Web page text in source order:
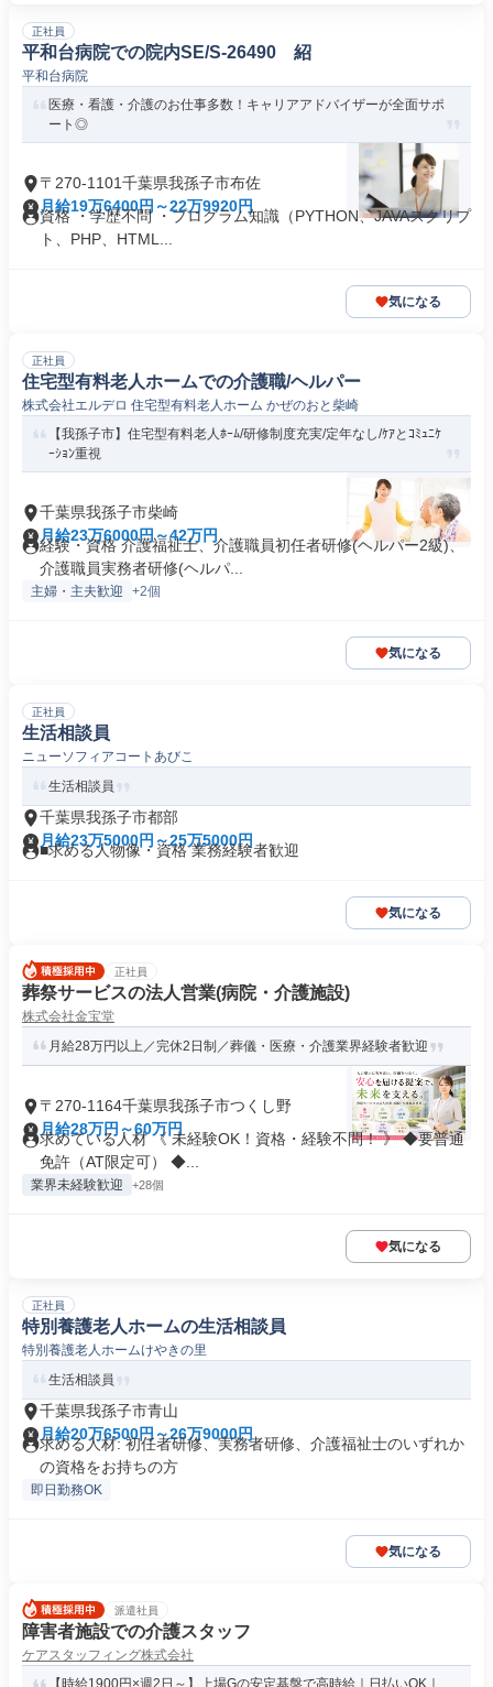
正社員
平和台病院での院内SE/S-26490 紹
平和台病院
医療・看護・介護のお仕事多数！キャリアアドバイザーが全面サポ
ート◎
〒270-1101千葉県我孫子市布佐
月給19万6400円～22万9920円
資格 ・学歴不問 ・プログラム知識（PYTHON、JAVAスクリプ
ト、PHP、HTML...
気になる
正社員
住宅型有料老人ホームでの介護職/ヘルパー
株式会社エルデロ 住宅型有料老人ホーム かぜのおと柴崎
【我孫子市】住宅型有料老人ﾎｰﾑ/研修制度充実/定年なし/ｹｱとｺﾐｭﾆｹ
ｰｼｮﾝ重視
千葉県我孫子市柴崎
月給23万6000円～42万円
経験・資格 介護福祉士、介護職員初任者研修(ヘルパー2級)、
介護職員実務者研修(ヘルパ...
主婦・主夫歓迎 +2個
気になる
正社員
生活相談員
ニューソフィアコートあびこ
生活相談員
千葉県我孫子市都部
月給23万5000円～25万5000円
■求める人物像・資格 業務経験者歓迎
気になる
正社員
葬祭サービスの法人営業(病院・介護施設)
株式会社金宝堂
月給28万円以上／完休2日制／葬儀・医療・介護業界経験者歓迎
〒270-1164千葉県我孫子市つくし野
月給28万円～60万円
求めている人材 《 未経験OK！資格・経験不問！ 》 ◆要普通
免許（AT限定可） ◆...
業界未経験歓迎 +28個
気になる
正社員
特別養護老人ホームの生活相談員
特別養護老人ホームけやきの里
生活相談員
千葉県我孫子市青山
月給20万6500円～26万9000円
求める人材: 初任者研修、実務者研修、介護福祉士のいずれか
の資格をお持ちの方
即日勤務OK
気になる
派遣社員
障害者施設での介護スタッフ
ケアスタッフィング株式会社
【時給1900円×週2日～】上場Gの安定基盤で高時給｜日払いOK｜